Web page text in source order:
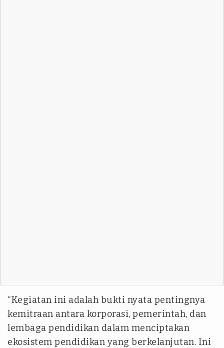
“Kegiatan ini adalah bukti nyata pentingnya
kemitraan antara korporasi, pemerintah, dan
lembaga pendidikan dalam menciptakan
ekosistem pendidikan yang berkelanjutan. Ini